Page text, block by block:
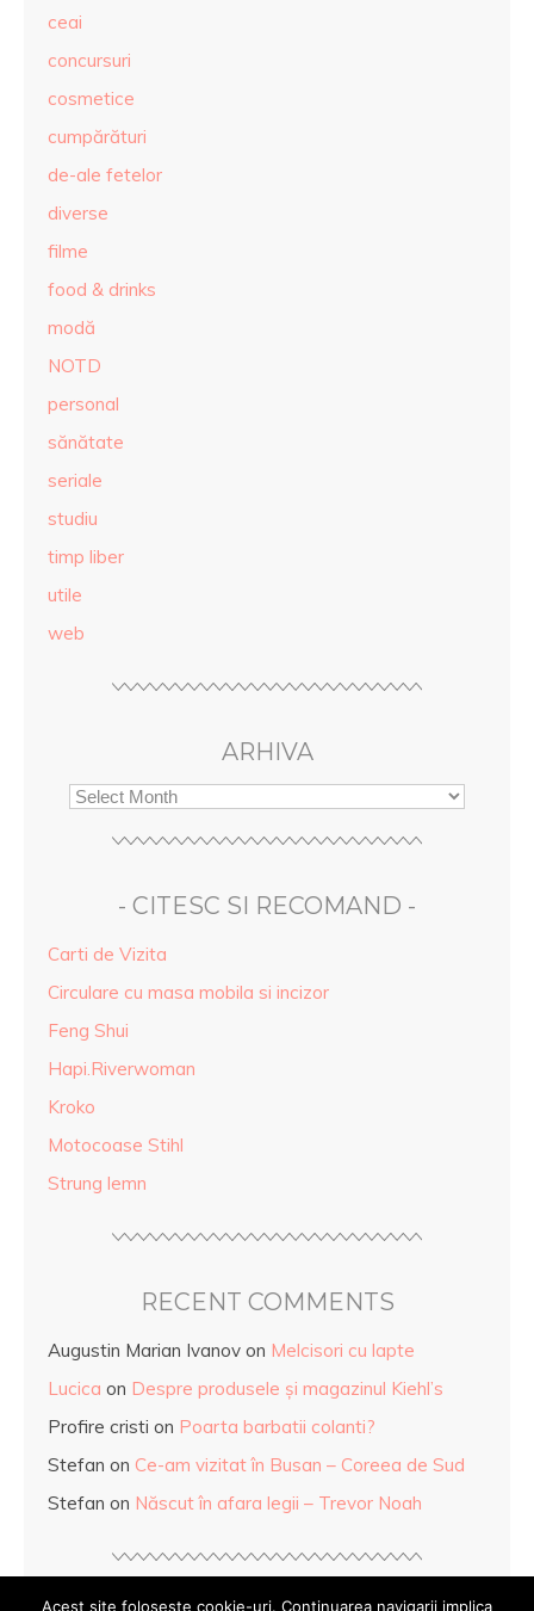
ceai
concursuri
cosmetice
cumpărături
de-ale fetelor
diverse
filme
food & drinks
modă
NOTD
personal
sănătate
seriale
studiu
timp liber
utile
web
ARHIVA
- CITESC SI RECOMAND -
Carti de Vizita
Circulare cu masa mobila si incizor
Feng Shui
Hapi.Riverwoman
Kroko
Motocoase Stihl
Strung lemn
RECENT COMMENTS
Augustin Marian Ivanov on Melcisori cu lapte
Lucica on Despre produsele și magazinul Kiehl’s
Profire cristi on Poarta barbatii colanti?
Stefan on Ce-am vizitat în Busan – Coreea de Sud
Stefan on Născut în afara legii – Trevor Noah
Acest site foloseste cookie-uri. Continuarea navigarii implica